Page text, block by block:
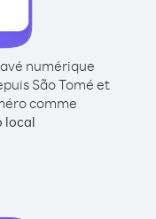
numérique
São Tomé et
comme
local